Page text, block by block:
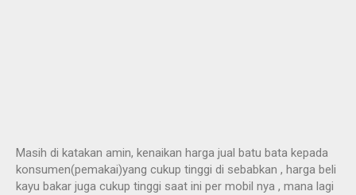
Masih di katakan amin, kenaikan harga jual batu bata kepada
konsumen(pemakai)yang cukup tinggi di sebabkan , harga beli
kayu bakar juga cukup tinggi saat ini per mobil nya , mana lagi